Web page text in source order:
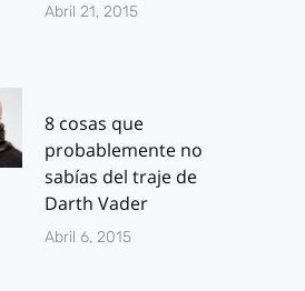
Abril 21, 2015
8 cosas que
probablemente no
sabías del traje de
Darth Vader
Abril 6, 2015